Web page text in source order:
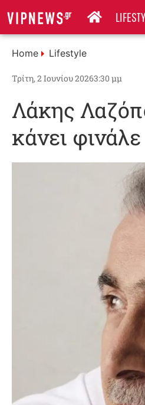
Home Lifestyle
Τρίτη, 2 Ιουνίου 20263:30 μμ
Λάκης
κάνει